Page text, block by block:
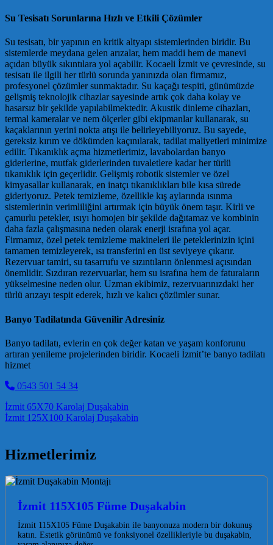
Su Tesisatı Sorunlarına Hızlı ve Etkili Çözümler
Su tesisatı, bir yapının en kritik altyapı sistemlerinden biridir. Bu
sistemlerde meydana gelen arızalar, hem maddi hem de manevi
açıdan büyük sıkıntılara yol açabilir. Kocaeli İzmit ve çevresinde, su
tesisatı ile ilgili her türlü sorunda yanınızda olan firmamız,
profesyonel çözümler sunmaktadır. Su kaçağı tespiti, günümüzde
gelişmiş teknolojik cihazlar sayesinde artık çok daha kolay ve
hasarsız bir şekilde yapılabilmektedir. Akustik dinleme cihazları,
termal kameralar ve nem ölçerler gibi ekipmanlar kullanarak, su
kaçaklarının yerini nokta atışı ile belirleyebiliyoruz. Bu sayede,
gereksiz kırım ve dökümden kaçınılarak, tadilat maliyetleri minimize
edilir. Tıkanıklık açma hizmetlerimiz, lavabolardan banyo
giderlerine, mutfak giderlerinden tuvaletlere kadar her türlü
tıkanıklık için geçerlidir. Gelişmiş robotik sistemler ve özel
kimyasallar kullanarak, en inatçı tıkanıklıkları bile kısa sürede
gideriyoruz. Petek temizleme, özellikle kış aylarında ısınma
sistemlerinin verimliliğini artırmak için büyük önem taşır. Kirli ve
çamurlu petekler, ısıyı homojen bir şekilde dağıtamaz ve kombinin
daha fazla çalışmasına neden olarak enerji israfına yol açar.
Firmamız, özel petek temizleme makineleri ile peteklerinizin içini
tamamen temizleyerek, ısı transferini en üst seviyeye çıkarır.
Rezervuar tamiri, su tasarrufu ve sızıntıların önlenmesi açısından
önemlidir. Sızdıran rezervuarlar, hem su israfına hem de faturaların
yükselmesine neden olur. Uzman ekibimiz, rezervuarınızdaki her
türlü arızayı tespit ederek, hızlı ve kalıcı çözümler sunar.
Banyo Tadilatında Güvenilir Adresiniz
Banyo tadilatı, evlerin en çok değer katan ve yaşam konforunu
artıran yenileme projelerinden biridir. Kocaeli İzmit’te banyo tadilatı
hizmet
0543 501 54 34
Post navigation
İzmit 65X70 Karolaj Duşakabin
İzmit 125X100 Karolaj Duşakabin
Hizmetlerimiz
İzmit 115X105 Füme Duşakabin
İzmit 115X105 Füme Duşakabin ile banyonuza modern bir dokunuş
katın. Estetik görünümü ve fonksiyonel özellikleriyle bu duşakabin,